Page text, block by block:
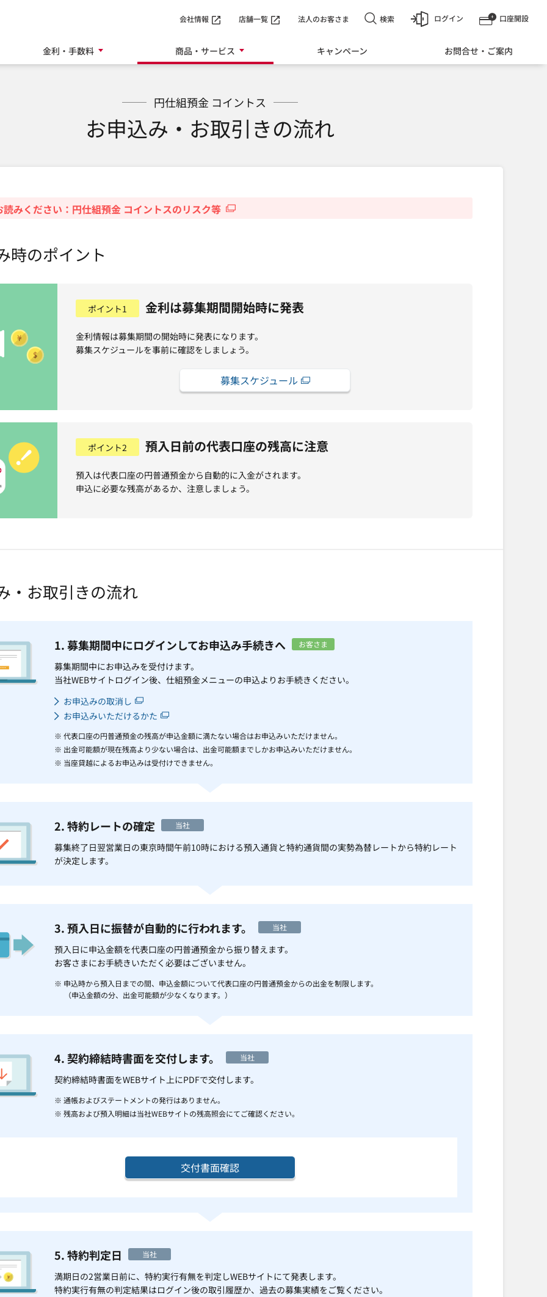
口座開設
ログイン
金利・手数料 商品・サービス キャンペーン お問合せ・ご案内
会社情報 店舗一覧 法人のお客さま 検索
円仕組預金 コイントス
お申込み・お取引きの流れ
読みください：円仕組預金 コイントスのリスク等
時のポイント
ポイント1 金利は募集期間開始時に発表
金利情報は募集期間の開始時に発表になります。
募集スケジュールを事前に確認をしましょう。
募集スケジュール
ポイント2 預入日前の代表口座の残高に注意
預入は代表口座の円普通預金から自動的に入金がされます。
申込に必要な残高があるか、注意しましょう。
・お取引きの流れ
1. 募集期間中にログインしてお申込み手続きへ お客さま
募集期間中にお申込みを受付けます。
当社WEBサイトログイン後、仕組預金メニューの申込よりお手続きください。
お申込みの取消し
お申込みいただけるかた
※ 代表口座の円普通預金の残高が申込金額に満たない場合はお申込みいただけません。
※ 出金可能額が現在残高より少ない場合は、出金可能額までしかお申込みいただけません。
※ 当座貸越によるお申込みは受付けできません。
2. 特約レートの確定 当社
募集終了日翌営業日の東京時間午前10時における預入通貨と特約通貨間の実勢為替レートから特約レート
が決定します。
3. 預入日に振替が自動的に行われます。 当社
預入日に申込金額を代表口座の円普通預金から振り替えます。
お客さまにお手続きいただく必要はございません。
※ 申込時から預入日までの間、申込金額について代表口座の円普通預金からの出金を制限します。
（申込金額の分、出金可能額が少なくなります。）
4. 契約締結時書面を交付します。 当社
契約締結時書面をWEBサイト上にPDFで交付します。
※ 通帳およびステートメントの発行はありません。
※ 残高および預入明細は当社WEBサイトの残高照会にてご確認ください。
交付書面確認
5. 特約判定日 当社
満期日の2営業日前に、特約実行有無を判定しWEBサイトにて発表します。
特約実行有無の判定結果はログイン後の取引履歴か、過去の募集実績をご覧ください。